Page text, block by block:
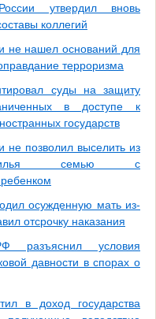
утвердил вновь
коллегий
не нашел оснований для
терроризма
суды на защиту
в доступе к
государств
не позволил выселить из
жилья семью с
осужденную мать из-
отсрочку наказания
разъяснил условия
давности в спорах о
в доход государства